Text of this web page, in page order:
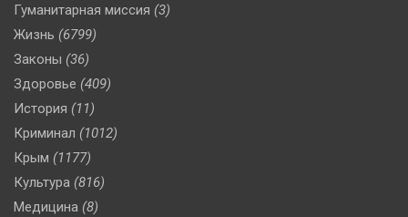
Гуманитарная миссия (3)
Жизнь (6799)
Законы (36)
Здоровье (409)
История (11)
Криминал (1012)
Крым (1177)
Культура (816)
Медицина (8)